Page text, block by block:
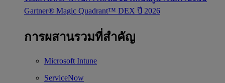
Gartner® Magic Quadrant™ DEX ปี 2026
การผสานรวมที่สำคัญ
Microsoft Intune
ServiceNow